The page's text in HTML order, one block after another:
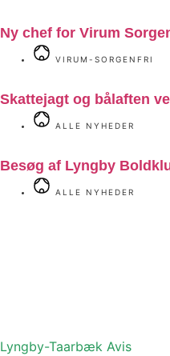
Ny chef for Virum
VIRUM-SORGENFRI
Skattejagt og bålaften
ALLE NYHEDER
Besøg af Lyngby
ALLE NYHEDER
Lyngby-Taarbæk Avis